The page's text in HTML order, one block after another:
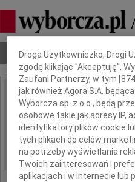
Nekrologi Odeszli Poradnik
IMIĘ I NAZWISKO:
REGION: Poznań,
DATA EMISJI: 09.03.2010
Dbamy o Twoją prywatność
Droga Użytkowniczko, Drogi
zgodę klikając "Akceptuję",
Zaufani Partnerzy, w tym [874
jak również Agora S.A.
Wyborcza sp. z o.o., będą
osobowe takie jak adresy IP,
identyfikatory plików cookie
tych plikach do celów
na potrzeby wyświetlania
Twoich zainteresowań i
aplikacjach i w Internecie lub